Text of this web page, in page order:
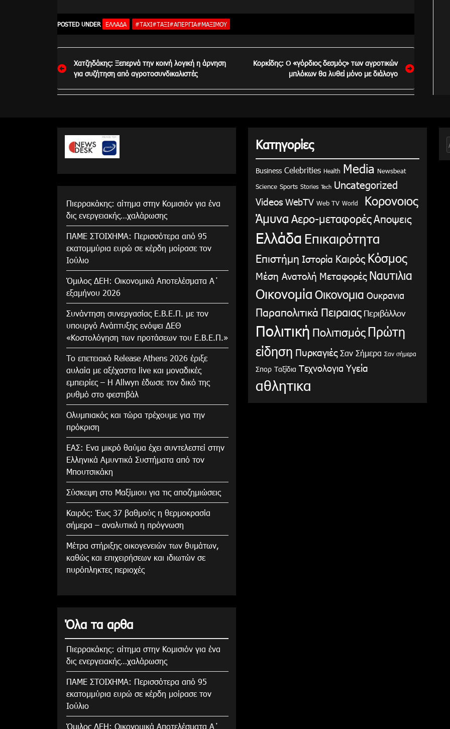
POSTED UNDER ΕΛΛΆΔΑ #TAXI#ΤΑΞΙ#ΑΠΕΡΓΙΑ#ΜΑΞΙΜΟΥ
Πλοήγηση
άρθρων
Χατζηδάκης: Ξεπερνά την κοινή λογική η άρνηση
για συζήτηση από αγροτοσυνδικαλιστές
Κορκίδης: Ο «γόρδιος δεσμός» των αγροτικών
μπλόκων θα λυθεί μόνο με διάλογο
Πιερρακάκης: αίτημα στην Κομισιόν για ένα
δις ενεργειακής…χαλάρωσης
ΠΑΜΕ ΣΤΟΙΧΗΜΑ: Περισσότερα από 95
εκατομμύρια ευρώ σε κέρδη μοίρασε τον
Ιούλιο
Όμιλος ΔΕΗ: Οικονομικά Αποτελέσματα Α΄
εξαμήνου 2026
Συνάντηση συνεργασίας Ε.Β.Ε.Π. με τον
υπουργό Ανάπτυξης ενόψει ΔΕΘ
«Κοστολόγηση των προτάσεων του Ε.Β.Ε.Π.»
Το επετειακό Release Athens 2026 έριξε
αυλαία με αξέχαστα live και μοναδικές
εμπειρίες – Η Allwyn έδωσε τον δικό της
ρυθμό στο φεστιβάλ
Ολυμπιακός και τώρα τρέχουμε για την
πρόκριση
ΕΑΣ: Ενα μικρό θαύμα έχει συντελεστεί στην
Ελληνικά Αμυντικά Συστήματα από τον
Μπουτσικάκη
Σύσκεψη στο Μαξίμιου για τις αποζημιώσεις
Καιρός: Έως 37 βαθμούς η θερμοκρασία
σήμερα – αναλυτικά η πρόγνωση
Μέτρα στήριξης οικογενειών των θυμάτων,
καθώς και επιχειρήσεων και ιδιωτών σε
πυρόπληκτες περιοχές
Όλα τα αρθα
Πιερρακάκης: αίτημα στην Κομισιόν για ένα
δις ενεργειακής…χαλάρωσης
ΠΑΜΕ ΣΤΟΙΧΗΜΑ: Περισσότερα από 95
εκατομμύρια ευρώ σε κέρδη μοίρασε τον
Ιούλιο
Όμιλος ΔΕΗ: Οικονομικά Αποτελέσματα Α΄
Κατηγορίες
Business Celebrities Health Media Newsbeat
Science Sports Stories Tech Uncategorized
Videos WebTV Web TV World
Κορονοιος
Άμυνα Αερο-μεταφορέςΑποψεις
Ελλάδα Επικαιρότητα
Επιστήμη Ιστορία Καιρός Κόσμος
Μέση Ανατολή Μεταφορές Ναυτιλια
Οικονομία Οικονομια Ουκρανια
Παραπολιτικά Πειραιας Περιβάλλον
Πολιτική Πολιτισμός Πρώτη
είδηση Πυρκαγιές Σαν Σήμερα Σαν σήμερα
Σπορ Ταξίδια Τεχνολογια Υγεία
αθλητικα